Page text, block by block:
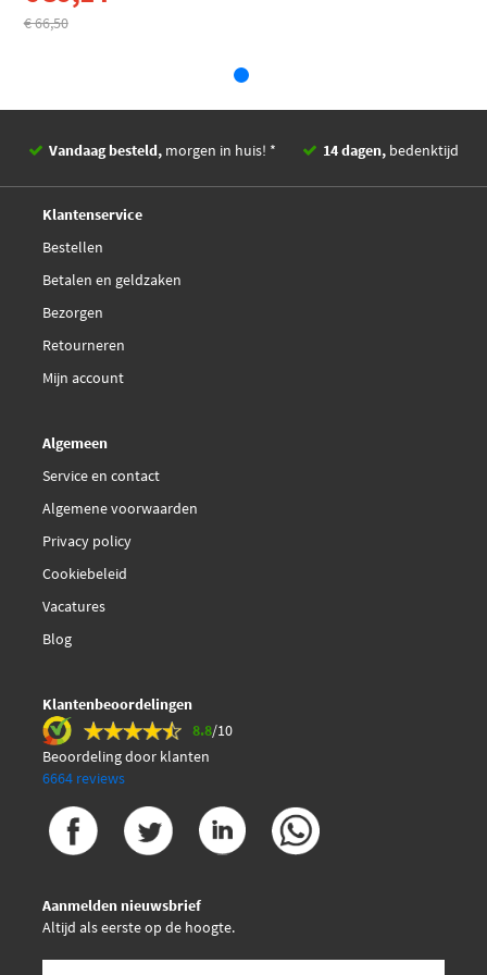
EAN
€ 66,50
Vandaag besteld, morgen in huis! * 14 dagen, bedenktijd
Klantenservice
Bestellen
Betalen en geldzaken
Bezorgen
Retourneren
Mijn account
Algemeen
Service en contact
Algemene voorwaarden
Privacy policy
Cookiebeleid
Vacatures
Blog
Klantenbeoordelingen
8.8/10
Beoordeling door klanten
6664 reviews
Aanmelden nieuwsbrief
Altijd als eerste op de hoogte.